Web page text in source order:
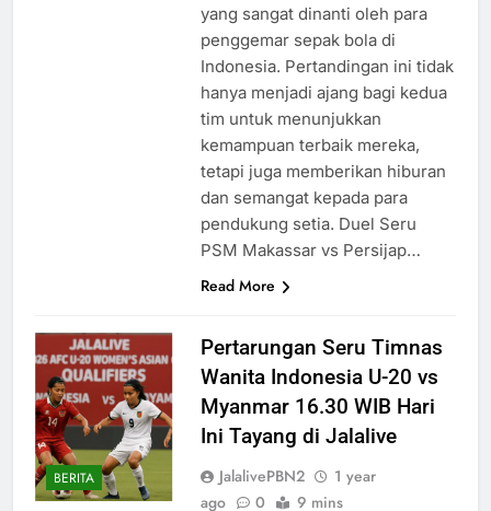
yang sangat dinanti oleh para
penggemar sepak bola di
Indonesia. Pertandingan ini tidak
hanya menjadi ajang bagi kedua
tim untuk menunjukkan
kemampuan terbaik mereka,
tetapi juga memberikan hiburan
dan semangat kepada para
pendukung setia. Duel Seru
PSM Makassar vs Persijap…
Read More
BERITA
Pertarungan Seru Timnas
Wanita Indonesia U-20 vs
Myanmar 16.30 WIB Hari
Ini Tayang di Jalalive
JalalivePBN2
1 year
ago
0 9 mins